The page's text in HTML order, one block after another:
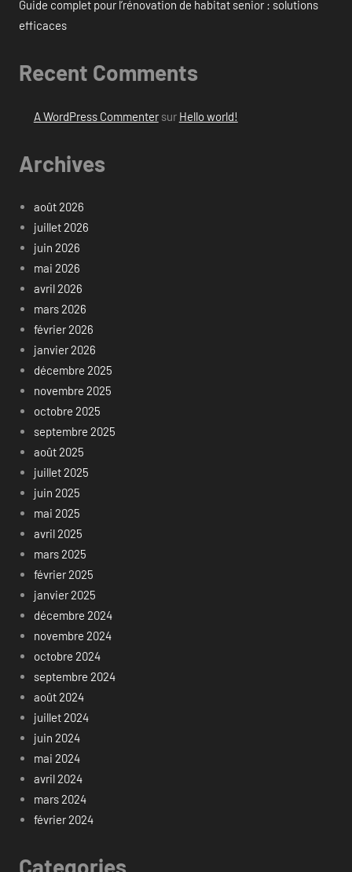
Guide complet pour l’rénovation de habitat senior : solutions
efficaces
Recent Comments
A WordPress Commentersur Hello world!
Archives
août 2026
juillet 2026
juin 2026
mai 2026
avril 2026
mars 2026
février 2026
janvier 2026
décembre 2025
novembre 2025
octobre 2025
septembre 2025
août 2025
juillet 2025
juin 2025
mai 2025
avril 2025
mars 2025
février 2025
janvier 2025
décembre 2024
novembre 2024
octobre 2024
septembre 2024
août 2024
juillet 2024
juin 2024
mai 2024
avril 2024
mars 2024
février 2024